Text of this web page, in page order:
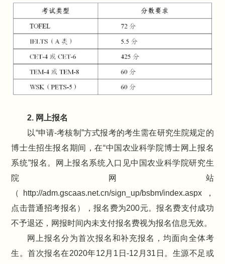
2. 网上报名
以“申请-考核制”方式报考的考生需在研究生院规定的
博士生招生报名期间，在“中国农业科学院博士网上报名
系统”报名。网上报名系统入口见中国农业科学院研究生
院网站
（http://adm.gscaas.net.cn/sign_up/bsbm/index.aspx，
点击普通招考报名），报名费为200元。报名费支付成功
不予退还，网报时间内未支付报名费视为报名信息无效。
网上报名分为首次报名和补充报名，均面向全体考
生。首次报名在2020年12月1日-12月31日。生源不足或